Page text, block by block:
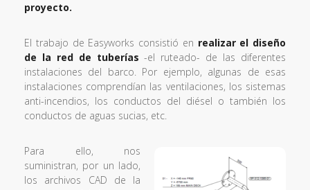
proyecto.
El trabajo de Easyworks consistió en realizar el diseño
de la red de tuberías -el ruteado- de las diferentes
instalaciones del barco. Por ejemplo, algunas de esas
instalaciones comprendían las ventilaciones, los sistemas
anti-incendios, los conductos del diésel o también los
conductos de aguas sucias, etc.
Para ello, nos
suministran, por un lado,
los archivos CAD de la